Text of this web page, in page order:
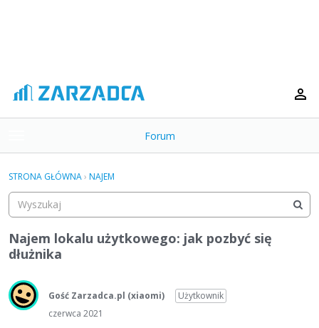
o
g
e
m
e
n
Forum
Kategorie
Dyskusje
Aktywność
STRONA GŁÓWNA› NAJEM
Najem lokalu użytkowego: jak pozbyć się
dłużnika
Gość Zarzadca.pl (xiaomi)
Użytkownik
czerwca 2021